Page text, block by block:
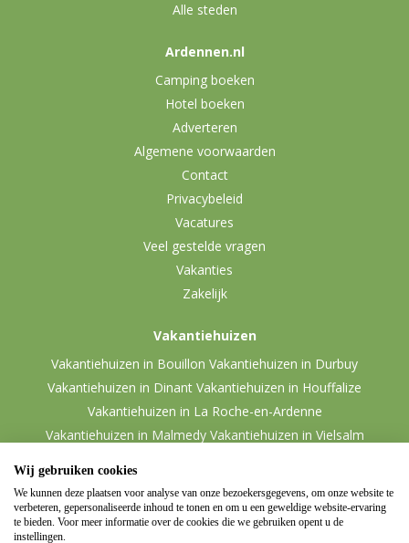
Alle steden
Ardennen.nl
Camping boeken
Hotel boeken
Adverteren
Algemene voorwaarden
Contact
Privacybeleid
Vacatures
Veel gestelde vragen
Vakanties
Zakelijk
Vakantiehuizen
Vakantiehuizen in Bouillon Vakantiehuizen in Durbuy
Vakantiehuizen in Dinant Vakantiehuizen in Houffalize
Vakantiehuizen in La Roche-en-Ardenne
Vakantiehuizen in Malmedy Vakantiehuizen in Vielsalm
Wij gebruiken cookies
We kunnen deze plaatsen voor analyse van onze bezoekersgegevens, om onze website te
verbeteren, gepersonaliseerde inhoud te tonen en om u een geweldige website-ervaring
te bieden. Voor meer informatie over de cookies die we gebruiken opent u de
instellingen.